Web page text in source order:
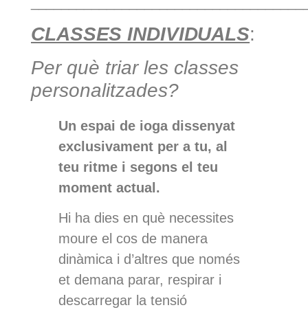
CLASSES INDIVIDUALS:
Per què triar les classes
personalitzades?
Un espai de ioga dissenyat
exclusivament per a tu, al
teu ritme i segons el teu
moment actual.
Hi ha dies en què necessites
moure el cos de manera
dinàmica i d’altres que només
et demana parar, respirar i
descarregar la tensió